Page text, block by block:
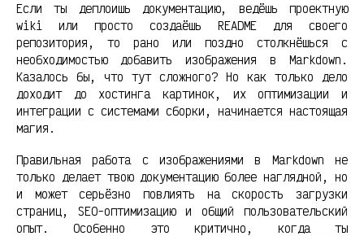
Если ты деплоишь документацию, ведёшь проектную
wiki или просто создаёшь README для своего
репозитория, то рано или поздно столкнёшься с
необходимостью добавить изображения в Markdown.
Казалось бы, что тут сложного? Но как только дело
доходит до хостинга картинок, их оптимизации и
интеграции с системами сборки, начинается настоящая
магия.
Правильная работа с изображениями в Markdown не
только делает твою документацию более наглядной, но
и может серьёзно повлиять на скорость загрузки
страниц, SEO-оптимизацию и общий пользовательский
опыт. Особенно это критично, когда ты